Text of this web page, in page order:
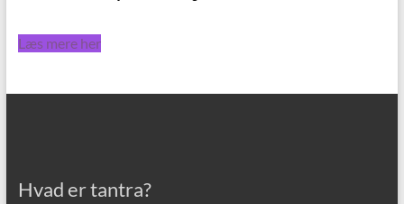
Læs mere her
Hvad er tantra?